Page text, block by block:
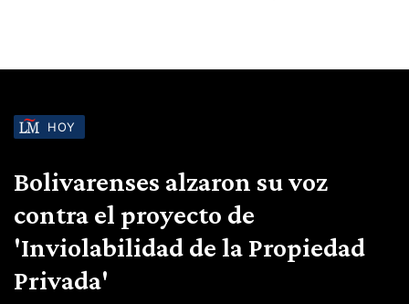
HOY
Bolivarenses alzaron su voz
contra el proyecto de
'Inviolabilidad de la Propiedad
Privada'